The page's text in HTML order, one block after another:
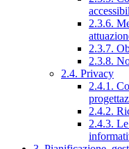
2.3.6.
2.3.7.
2.3.8.
2.4. Privacy
2.4.1.
2.4.2.
2.4.3.